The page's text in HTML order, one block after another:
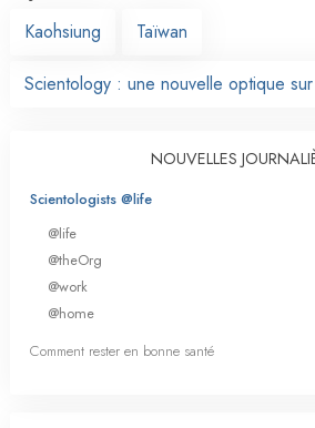
Kaohsiung
Taïwan
Scientology : une nouvelle optique
NOUVELLES
Scientologists @life
@life
@theOrg
@work
@home
Comment rester en bonne santé